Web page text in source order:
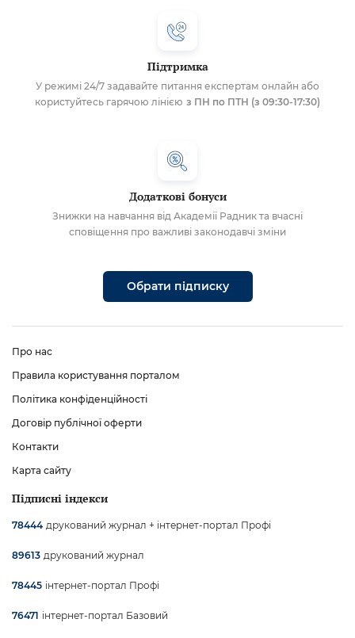
Підтримка
У режимі 24/7 задавайте питання експертам онлайн або
користуйтесь гарячою лінією з ПН по ПТН (з 09:30-17:30)
Додаткові бонуси
Знижки на навчання від Академії Радник та вчасні
сповіщення про важливі законодавчі зміни
Обрати підписку
Про нас
Правила користування порталом
Політика конфіденційності
Договір публічної оферти
Контакти
Карта сайту
Підписні індекси
78444 друкований журнал + інтернет-портал Профі
89613 друкований журнал
78445 інтернет-портал Профі
76471 інтернет-портал Базовий